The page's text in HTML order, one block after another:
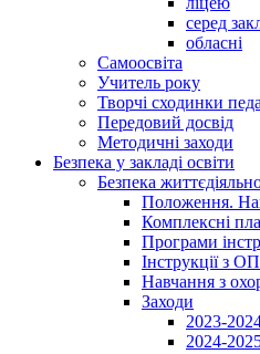
серед
обласні
Самоосвіта
Учитель року
Творчі сходинки
Передовий досвід
Методичні заходи
Безпека у закладі освіти
Безпека
Положення.
Комплексні
Програми
Інструкції з
Навчання з
Заходи
2023-
2024-